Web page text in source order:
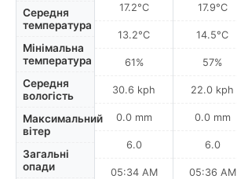
Середня
температура
Мінімальна
температура
Середня
вологість
Максимальний
вітер
Загальні
опади
17.2°C
13.2°C
61%
30.6 kph
0.0 mm
6.0
05:34 AM
17.9°C
14.5°C
57%
22.0 kph
0.0 mm
6.0
05:36 AM